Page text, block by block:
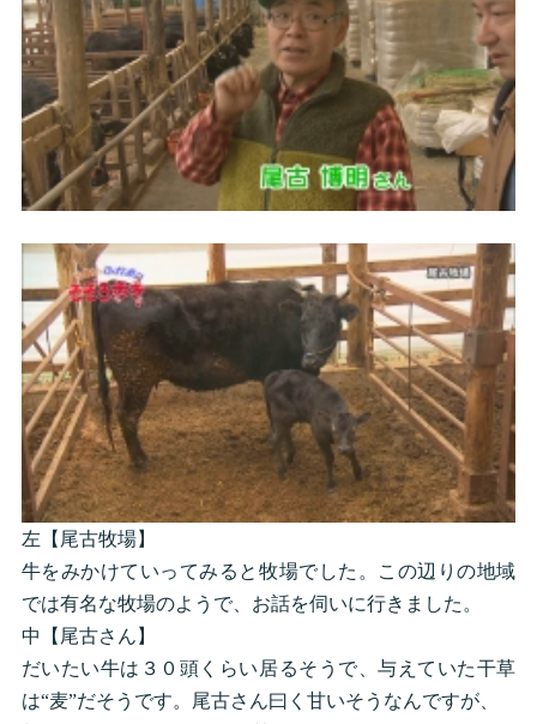
左【尾古牧場】
牛をみかけていってみると牧場でした。この辺りの地域
では有名な牧場のようで、お話を伺いに行きました。
中【尾古さん】
だいたい牛は３０頭くらい居るそうで、与えていた干草
は“麦”だそうです。尾古さん曰く甘いそうなんですが、